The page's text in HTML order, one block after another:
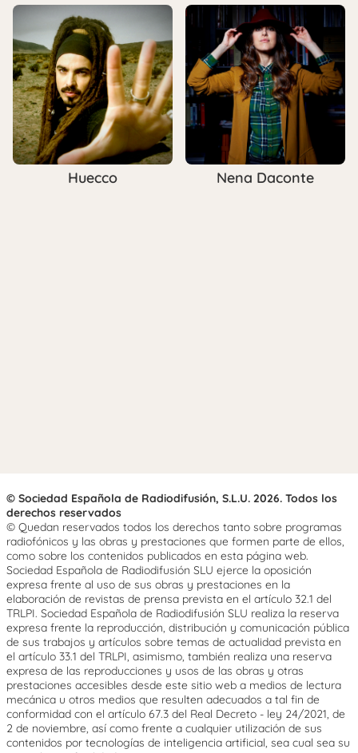
Huecco Nena Daconte
© Sociedad Española de Radiodifusión, S.L.U. 2026. Todos los
derechos reservados
© Quedan reservados todos los derechos tanto sobre programas
radiofónicos y las obras y prestaciones que formen parte de ellos,
como sobre los contenidos publicados en esta página web.
Sociedad Española de Radiodifusión SLU ejerce la oposición
expresa frente al uso de sus obras y prestaciones en la
elaboración de revistas de prensa prevista en el artículo 32.1 del
TRLPI. Sociedad Española de Radiodifusión SLU realiza la reserva
expresa frente la reproducción, distribución y comunicación pública
de sus trabajos y artículos sobre temas de actualidad prevista en
el artículo 33.1 del TRLPI, asimismo, también realiza una reserva
expresa de las reproducciones y usos de las obras y otras
prestaciones accesibles desde este sitio web a medios de lectura
mecánica u otros medios que resulten adecuados a tal fin de
conformidad con el artículo 67.3 del Real Decreto - ley 24/2021, de
2 de noviembre, así como frente a cualquier utilización de sus
contenidos por tecnologías de inteligencia artificial, sea cual sea su